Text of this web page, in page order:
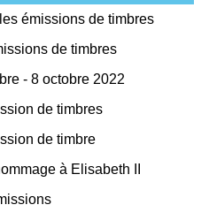
émissions de timbres
de timbres
- 8 octobre 2022
de timbres
de timbre
à Elisabeth II